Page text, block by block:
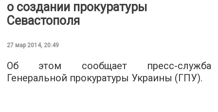
о создании прокуратуры
Севастополя
27 мар 2014, 20:49
Об этом сообщает пресс-служба
Генеральной прокуратуры Украины (ГПУ).